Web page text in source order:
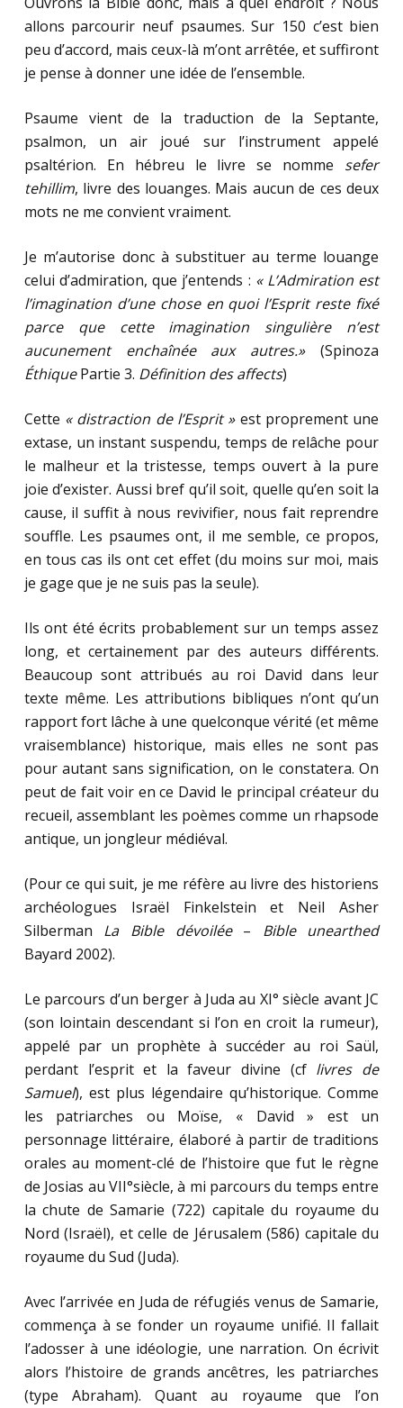
allons parcourir neuf psaumes. Sur 150 c’est bien
peu d’accord, mais ceux-là m’ont arrêtée, et suffiront
je pense à donner une idée de l’ensemble.
Psaume vient de la traduction de la Septante,
psalmon, un air joué sur l’instrument appelé
psaltérion. En hébreu le livre se nomme sefer
tehillim, livre des louanges. Mais aucun de ces deux
mots ne me convient vraiment.
Je m’autorise donc à substituer au terme louange
celui d’admiration, que j’entends : « L’Admiration est
l’imagination d’une chose en quoi l’Esprit reste fixé
parce que cette imagination singulière n’est
aucunement enchaînée aux autres.»(Spinoza
ÉthiquePartie 3. Définition des affects)
Cette « distraction de l’Esprit »est proprement une
extase, un instant suspendu, temps de relâche pour
le malheur et la tristesse, temps ouvert à la pure
joie d’exister. Aussi bref qu’il soit, quelle qu’en soit la
cause, il suffit à nous revivifier, nous fait reprendre
souffle. Les psaumes ont, il me semble, ce propos,
en tous cas ils ont cet effet (du moins sur moi, mais
je gage que je ne suis pas la seule).
Ils ont été écrits probablement sur un temps assez
long, et certainement par des auteurs différents.
Beaucoup sont attribués au roi David dans leur
texte même. Les attributions bibliques n’ont qu’un
rapport fort lâche à une quelconque vérité (et même
vraisemblance) historique, mais elles ne sont pas
pour autant sans signification, on le constatera. On
peut de fait voir en ce David le principal créateur du
recueil, assemblant les poèmes comme un rhapsode
antique, un jongleur médiéval.
(Pour ce qui suit, je me réfère au livre des historiens
archéologues Israël Finkelstein et Neil Asher
Silberman La Bible dévoilée– Bible unearthed
Bayard 2002).
Le parcours d’un berger à Juda au XI° siècle avant JC
(son lointain descendant si l’on en croit la rumeur),
appelé par un prophète à succéder au roi Saül,
perdant l’esprit et la faveur divine (cf livres de
Samuel), est plus légendaire qu’historique. Comme
les patriarches ou Moïse, « David » est un
personnage littéraire, élaboré à partir de traditions
orales au moment-clé de l’histoire que fut le règne
de Josias au VII°siècle, à mi parcours du temps entre
la chute de Samarie (722) capitale du royaume du
Nord (Israël), et celle de Jérusalem (586) capitale du
royaume du Sud (Juda).
Avec l’arrivée en Juda de réfugiés venus de Samarie,
commença à se fonder un royaume unifié. Il fallait
l’adosser à une idéologie, une narration. On écrivit
alors l’histoire de grands ancêtres, les patriarches
(type Abraham). Quant au royaume que l’on